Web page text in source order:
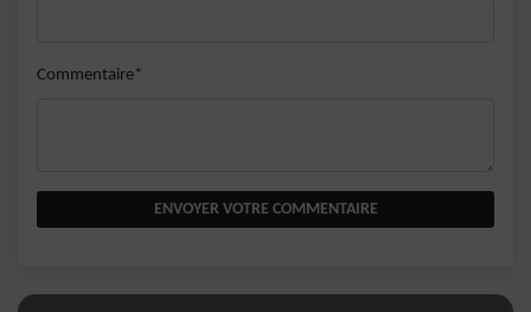
Commentaire*
ENVOYER VOTRE COMMENTAIRE